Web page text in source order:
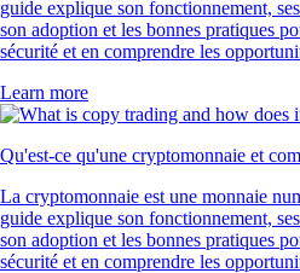
guide explique son fonctionnement,
son adoption et les bonnes pratiques
sécurité et en comprendre les
Learn more
Qu'est-ce qu'une cryptomonnaie et
La cryptomonnaie est une monnaie
guide explique son fonctionnement,
son adoption et les bonnes pratiques
sécurité et en comprendre les